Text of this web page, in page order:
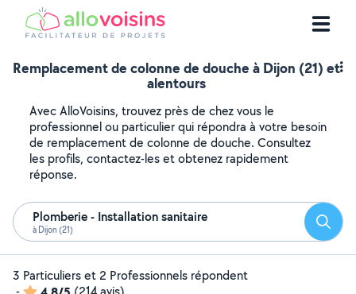
Remplacement de colonne de douche à Dijon (21) et
alentours
Avec AlloVoisins, trouvez près de chez vous le
professionnel ou particulier qui répondra à votre besoin
de remplacement de colonne de douche. Consultez
les profils, contactez-les et obtenez rapidement
réponse.
Plomberie - Installation sanitaire
à Dijon (21)
3 Particuliers et 2 Professionnels répondent